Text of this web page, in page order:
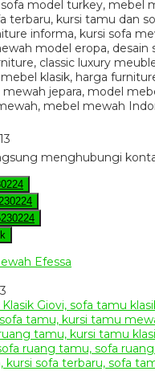
menghubungi
Efessa